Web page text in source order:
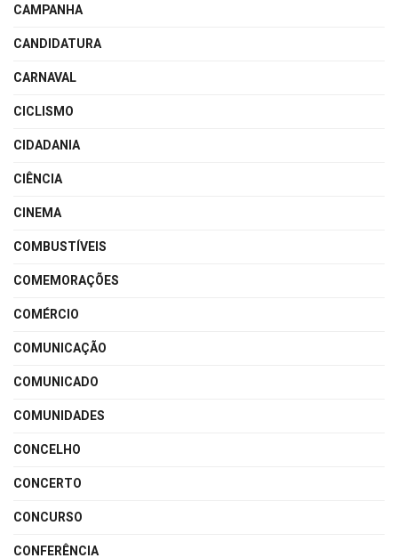
CAMPANHA
CANDIDATURA
CARNAVAL
CICLISMO
CIDADANIA
CIÊNCIA
CINEMA
COMBUSTÍVEIS
COMEMORAÇÕES
COMÉRCIO
COMUNICAÇÃO
COMUNICADO
COMUNIDADES
CONCELHO
CONCERTO
CONCURSO
CONFERÊNCIA